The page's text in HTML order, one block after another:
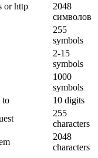
or http
2048
символов
255
symbols
2-15
symbols
1000
symbols
to
10 digits
255
characters
2048
characters